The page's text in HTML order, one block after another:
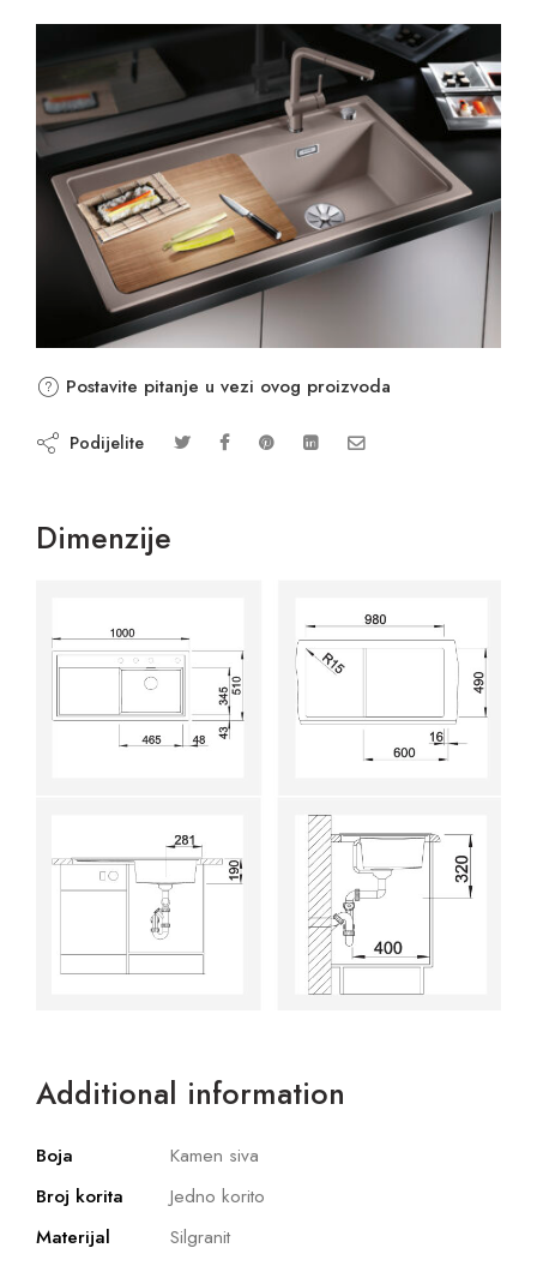
Postavite pitanje u vezi ovog proizvoda
Podijelite
Dimenzije
Additional information
Boja
Kamen siva
Broj korita
Jedno korito
Materijal
Silgranit